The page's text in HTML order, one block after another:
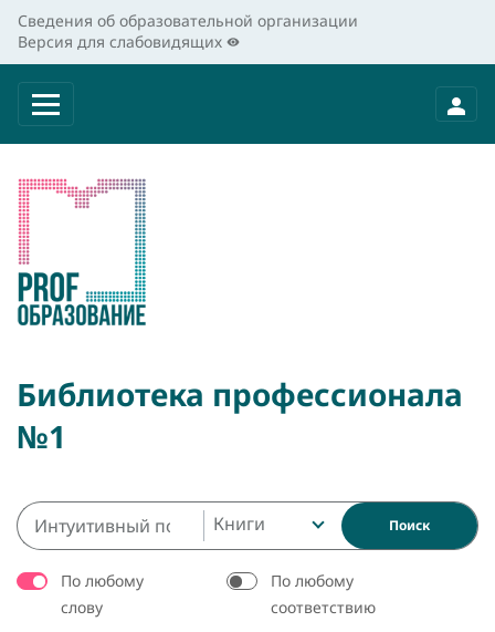
Сведения об образовательной организации
Версия для слабовидящих
Библиотека профессионала
№1
Книги Поиск
По любому
слову
По любому
соответствию